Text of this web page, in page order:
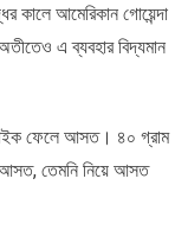
কালে আমেরিকান গোয়েন্দা
এ ব্যবহার বিদ্যমান
ফেলে আসত। ৪০ গ্রাম
তেমনি নিয়ে আসত